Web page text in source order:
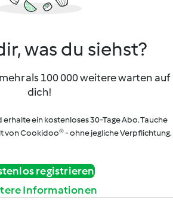
was du siehst?
als 100 000 weitere warten auf
dich!
erhalte ein kostenloses 30-Tage Abo. Tauche
von Cookidoo® - ohne jegliche Verpflichtung.
registrieren
Informationen